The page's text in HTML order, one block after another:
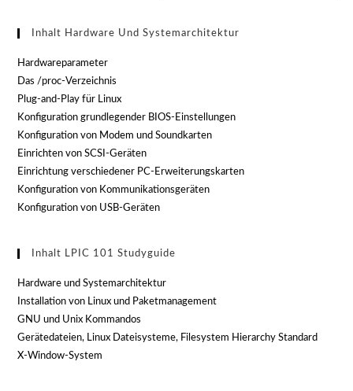
Inhalt Hardware Und Systemarchitektur
Hardwareparameter
Das /proc-Verzeichnis
Plug-and-Play für Linux
Konfiguration grundlegender BIOS-Einstellungen
Konfiguration von Modem und Soundkarten
Einrichten von SCSI-Geräten
Einrichtung verschiedener PC-Erweiterungskarten
Konfiguration von Kommunikationsgeräten
Konfiguration von USB-Geräten
Inhalt LPIC 101 Studyguide
Hardware und Systemarchitektur
Installation von Linux und Paketmanagement
GNU und Unix Kommandos
Gerätedateien, Linux Dateisysteme, Filesystem Hierarchy Standard
X-Window-System